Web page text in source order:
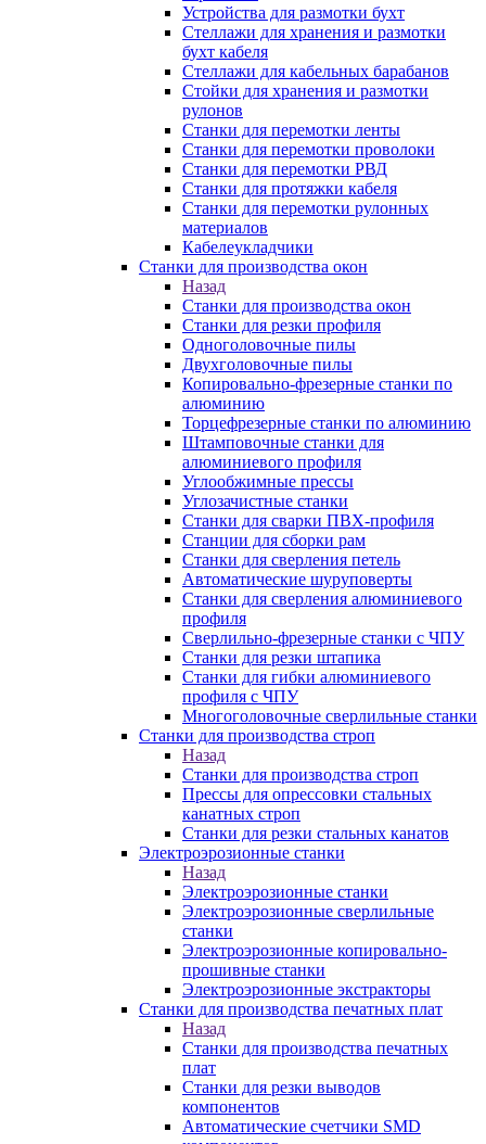
Устройства для размотки бухт
Стеллажи для хранения и размотки
бухт кабеля
Стеллажи для кабельных барабанов
Стойки для хранения и размотки
рулонов
Станки для перемотки ленты
Станки для перемотки проволоки
Станки для перемотки РВД
Станки для протяжки кабеля
Станки для перемотки рулонных
материалов
Кабелеукладчики
Станки для производства окон
Назад
Станки для производства окон
Станки для резки профиля
Одноголовочные пилы
Двухголовочные пилы
Копировально-фрезерные станки по
алюминию
Торцефрезерные станки по алюминию
Штамповочные станки для
алюминиевого профиля
Углообжимные прессы
Углозачистные станки
Станки для сварки ПВХ-профиля
Станции для сборки рам
Станки для сверления петель
Автоматические шуруповерты
Станки для сверления алюминиевого
профиля
Сверлильно-фрезерные станки с ЧПУ
Станки для резки штапика
Станки для гибки алюминиевого
профиля с ЧПУ
Многоголовочные сверлильные станки
Станки для производства строп
Назад
Станки для производства строп
Прессы для опрессовки стальных
канатных строп
Станки для резки стальных канатов
Электроэрозионные станки
Назад
Электроэрозионные станки
Электроэрозионные сверлильные
станки
Электроэрозионные копировально-
прошивные станки
Электроэрозионные экстракторы
Станки для производства печатных плат
Назад
Станки для производства печатных
плат
Станки для резки выводов
компонентов
Автоматические счетчики SMD